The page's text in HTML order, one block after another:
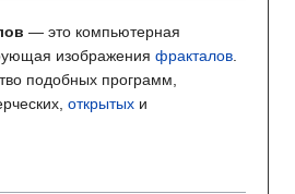
— это компьютерная
изображения фракталов.
подобных программ,
открытых и